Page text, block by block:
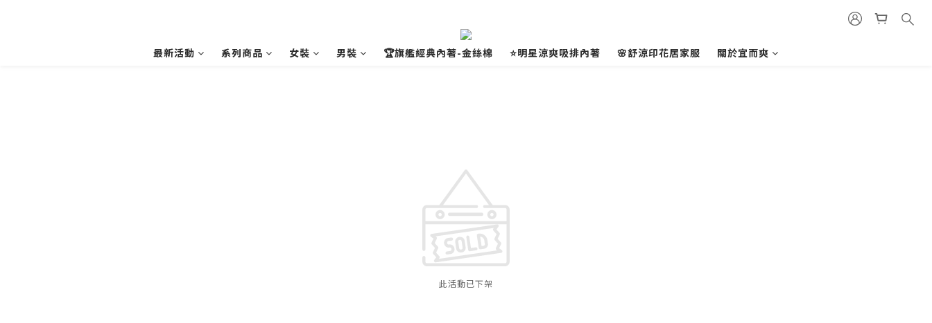
最新活動 系列商品 女裝 男裝 🏆旗艦經典內著-金絲棉 ⭐明星涼爽吸排內著 🌸舒涼印花居家服 關於宜而爽
此活動已下架